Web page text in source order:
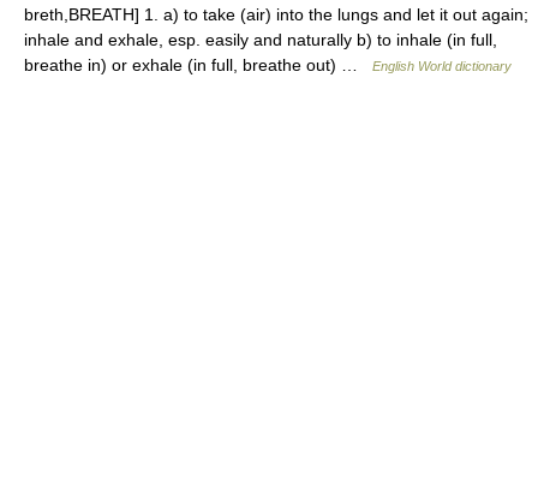
breth,BREATH] 1. a) to take (air) into the lungs and let it out again;
inhale and exhale, esp. easily and naturally b) to inhale (in full,
breathe in) or exhale (in full, breathe out) …
English World dictionary